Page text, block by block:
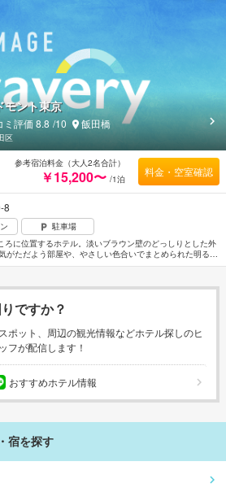
8
駐車場
に位置するホテル。淡いブラウン壁のどっしりとした外
がただよう部屋や、やさしい色合いでまとめられた明るい
ざま。ホテルのベーカリーはオリジナルのブレッドやホテ
は車で約1時間20分。
モント東京
ミ評価8.8 /10 飯田橋
区
参考宿泊料金（大人2名合計）
￥15,200〜 /1泊
料金・空室確認
ですか？
ポット、周辺の観光情報などホテル探しのヒ
フが配信します！
おすすめホテル情報
宿を探す